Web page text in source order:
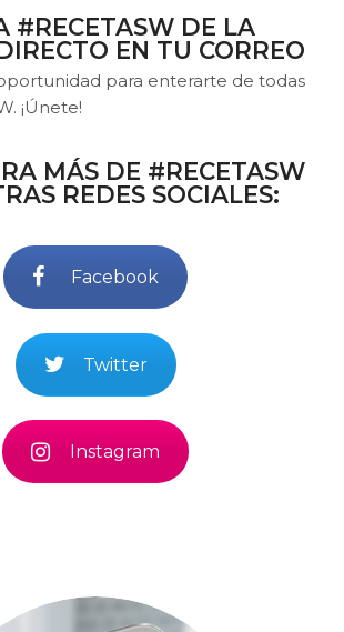
#RECETASW DE LA
EN TU CORREO
para enterarte de todas
¡Únete!
MÁS DE #RECETASW
REDES SOCIALES:
Facebook
Twitter
Instagram